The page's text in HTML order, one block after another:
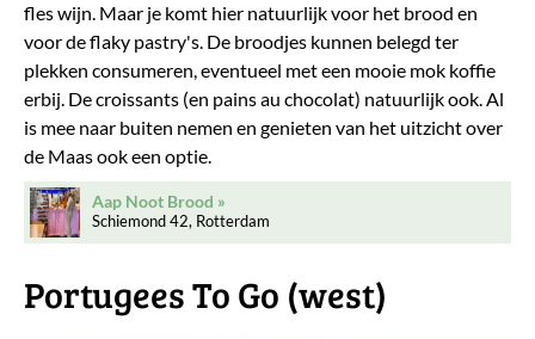
fles wijn. Maar je komt hier natuurlijk voor het brood en
voor de flaky pastry's. De broodjes kunnen belegd ter
plekken consumeren, eventueel met een mooie mok koffie
erbij. De croissants (en pains au chocolat) natuurlijk ook. Al
is mee naar buiten nemen en genieten van het uitzicht over
de Maas ook een optie.
Aap Noot Brood
Schiemond 42, Rotterdam
Portugees To Go (west)